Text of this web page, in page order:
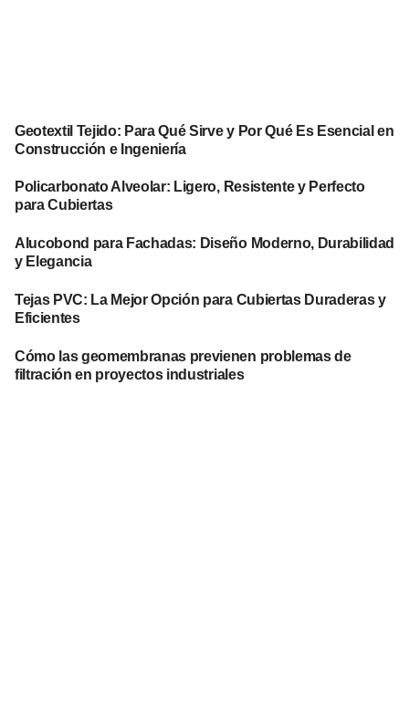
Geotextil Tejido: Para Qué Sirve y Por Qué Es Esencial en
Construcción e Ingeniería
Policarbonato Alveolar: Ligero, Resistente y Perfecto
para Cubiertas
Alucobond para Fachadas: Diseño Moderno, Durabilidad
y Elegancia
Tejas PVC: La Mejor Opción para Cubiertas Duraderas y
Eficientes
Cómo las geomembranas previenen problemas de
filtración en proyectos industriales